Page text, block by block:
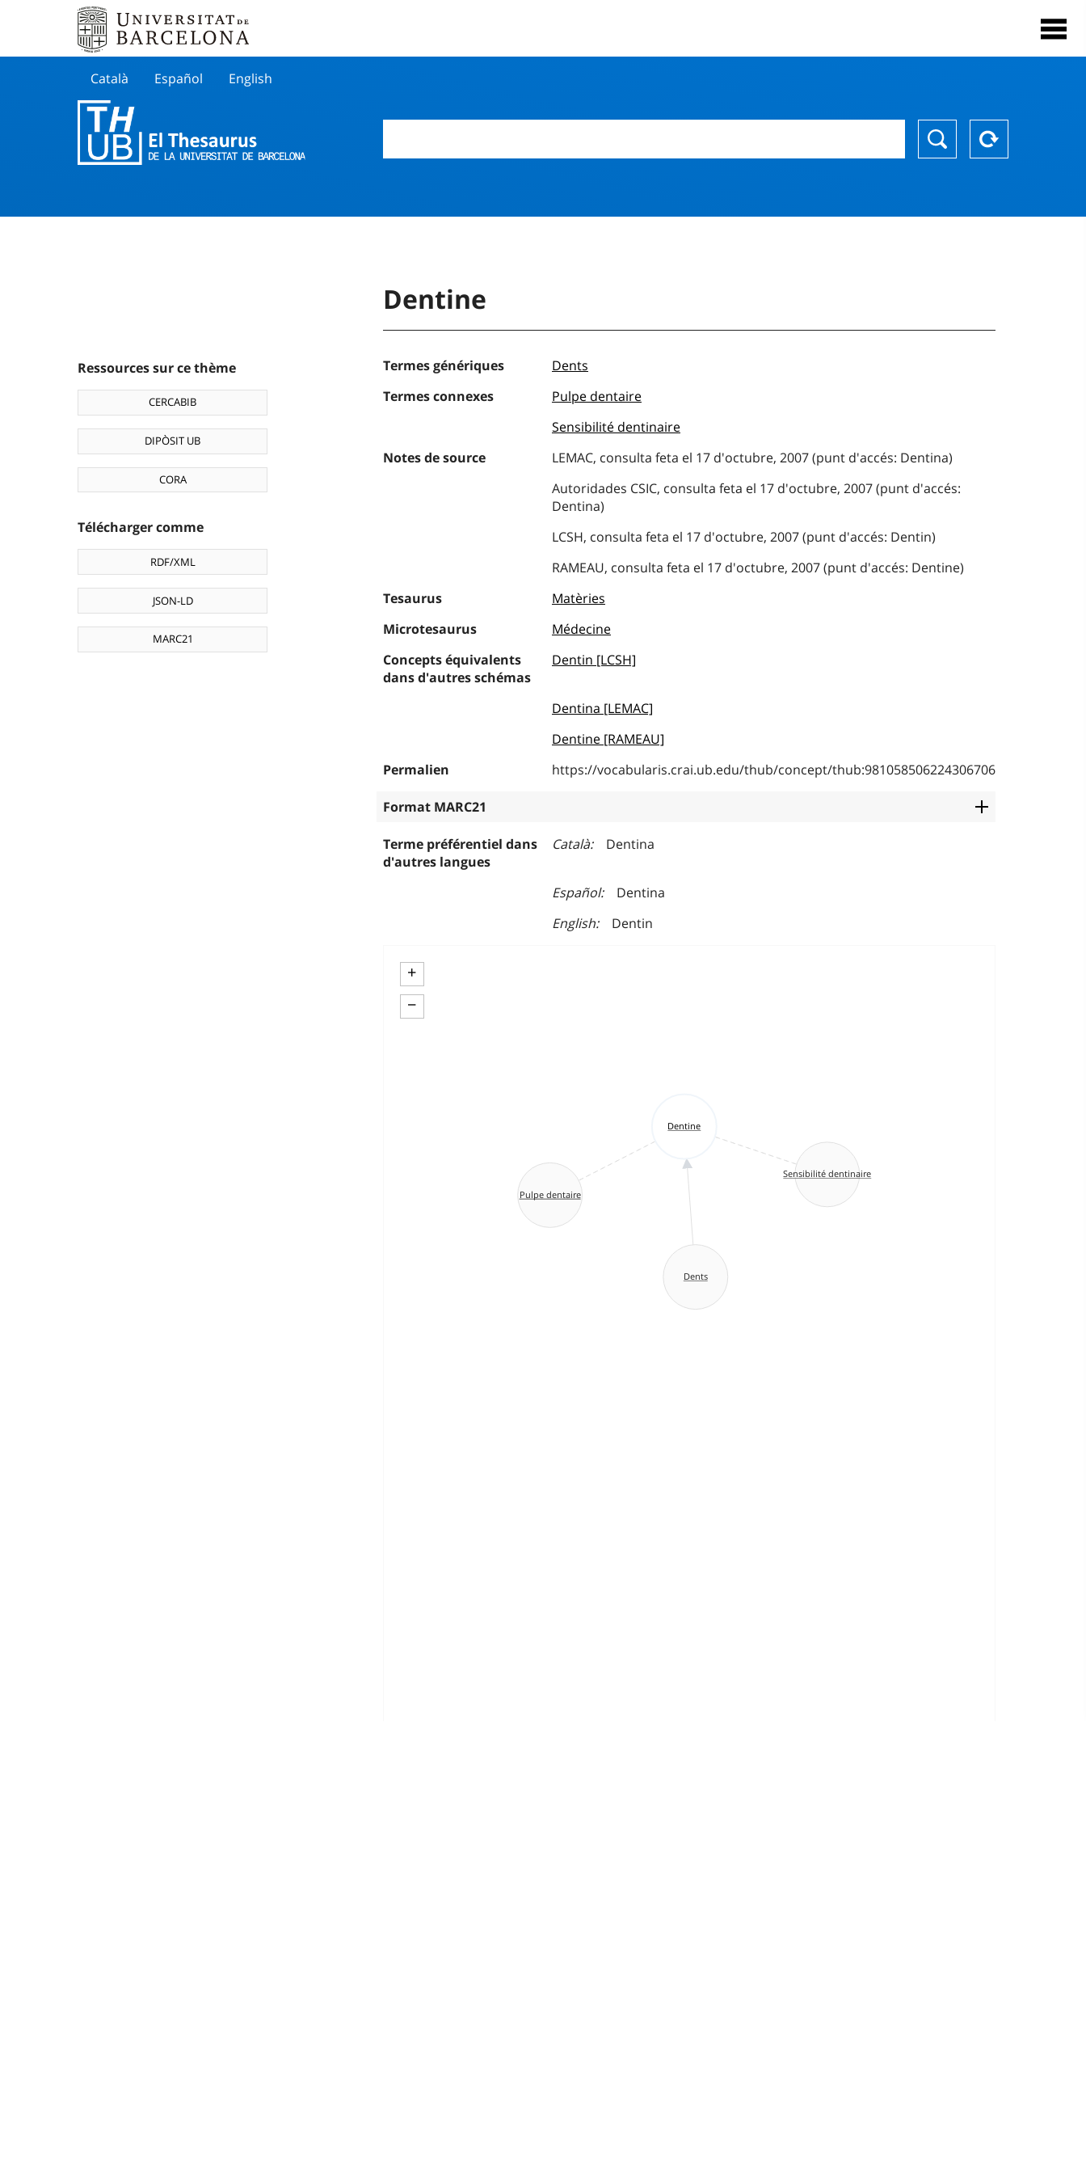
Català Español English
Ressources sur ce thème
CERCABIB
DIPÒSIT UB
CORA
Télécharger comme
RDF/XML
JSON-LD
MARC21
Dentine
Termes génériques
Dents
Termes connexes
Pulpe dentaire
Sensibilité dentinaire
Notes de source
LEMAC, consulta feta el 17 d'octubre, 2007 (punt d'accés: Dentina)
Autoridades CSIC, consulta feta el 17 d'octubre, 2007 (punt d'accés:
Dentina)
LCSH, consulta feta el 17 d'octubre, 2007 (punt d'accés: Dentin)
RAMEAU, consulta feta el 17 d'octubre, 2007 (punt d'accés: Dentine)
Tesaurus
Matèries
Microtesaurus
Médecine
Concepts équivalents
dans d'autres schémas
Dentin [LCSH]
Dentina [LEMAC]
Dentine [RAMEAU]
Permalien
https://vocabularis.crai.ub.edu/thub/concept/thub:981058506224306706
Format MARC21
Terme préférentiel dans
d'autres langues
Català Dentina
Español
Dentina
English
Dentin
+
−
Dents
Pulpe dentaire
Dentine
Sensibilité dentinaire